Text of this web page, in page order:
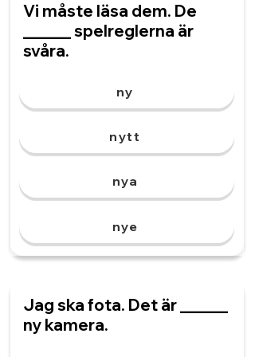
Vi måste läsa dem. De
______ spelreglerna är
svåra.
ny
nytt
nya
nye
Jag ska fota. Det är ______
ny kamera.